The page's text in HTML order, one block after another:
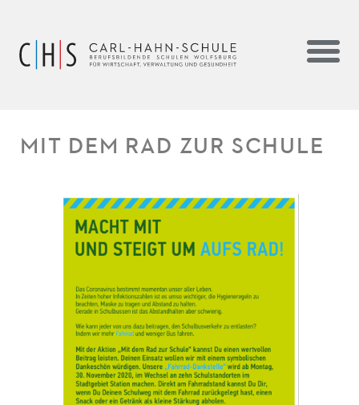
MIT DEM RAD ZUR SCHULE